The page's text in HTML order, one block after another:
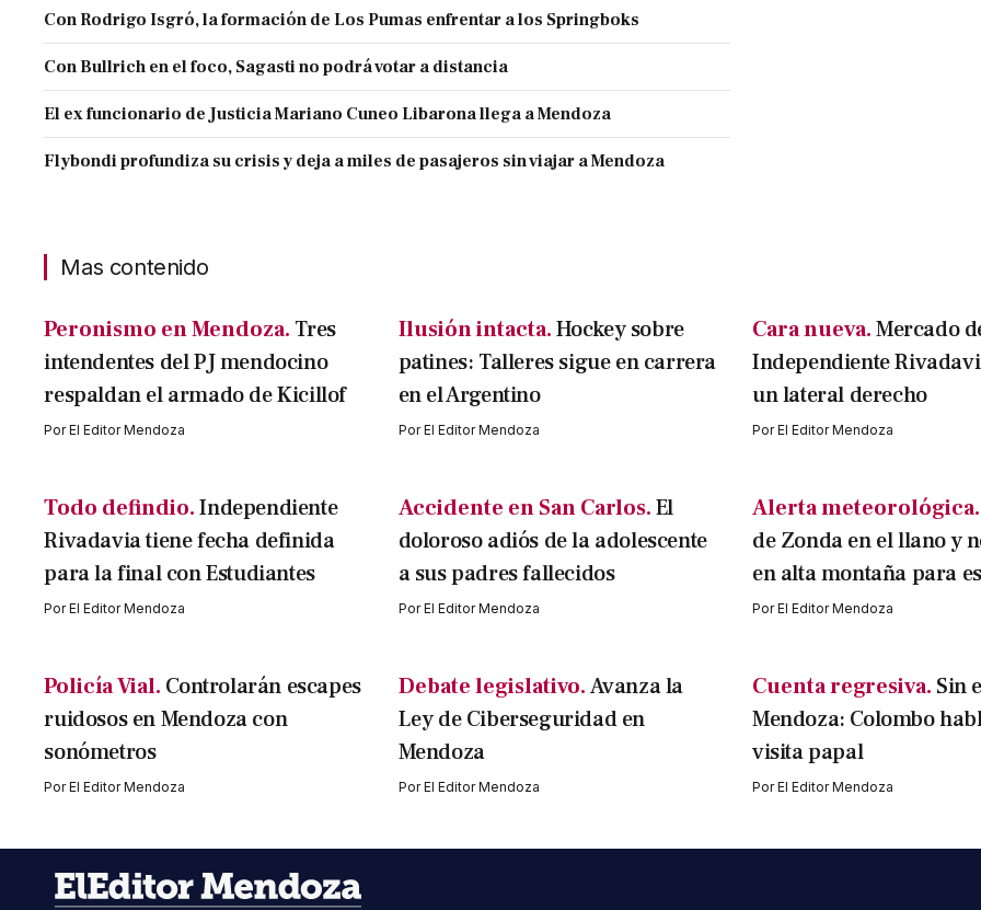
Con Rodrigo Isgró, la formación de Los Pumas enfrentar a los Springboks
Con Bullrich en el foco, Sagasti no podrá votar a distancia
El ex funcionario de Justicia Mariano Cuneo Libarona llega a Mendoza
Flybondi profundiza su crisis y deja a miles de pasajeros sin viajar a Mendoza
Mas contenido
Peronismo en Mendoza. Tres
intendentes del PJ mendocino
respaldan el armado de Kicillof
PorEl Editor Mendoza
Ilusión intacta.Hockey sobre
patines: Talleres sigue en carrera
en el Argentino
PorEl Editor Mendoza
Cara nueva.Mercado
Independiente
un lateral derecho
PorEl Editor Mendoza
Todo defindio. Independiente
Rivadavia tiene fecha definida
para la final con Estudiantes
PorEl Editor Mendoza
Accidente en San Carlos.El
doloroso adiós de la adolescente
a sus padres fallecidos
PorEl Editor Mendoza
Alerta meteorológica.
de Zonda en el llano y
en alta montaña para
PorEl Editor Mendoza
Policía Vial. Controlarán escapes
ruidosos en Mendoza con
sonómetros
PorEl Editor Mendoza
Debate legislativo.Avanza la
Ley de Ciberseguridad en
Mendoza
PorEl Editor Mendoza
Cuenta regresiva. Sin
Mendoza: Colombo
visita papal
PorEl Editor Mendoza